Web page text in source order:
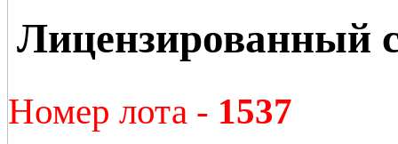
Лицензированный
Номер лота - 1537